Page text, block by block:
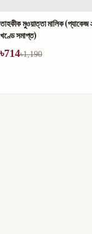
তাহকীক সুনান ইবনু মাজাহ ৩য় খণ্ড